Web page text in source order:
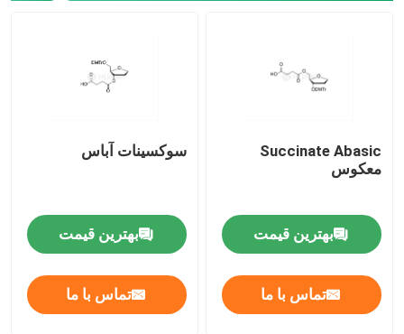
Succinate Abasic
معکوس
بهترین قیمت
تماس با ما
سوکسینات آباس
بهترین قیمت
تماس با ما